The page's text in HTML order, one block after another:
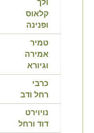
ולך
קלאוס
ופנינה
טמיר
אמירה
וגיורא
כרבי
רחל ודב
נויוירט
דוד ורחל